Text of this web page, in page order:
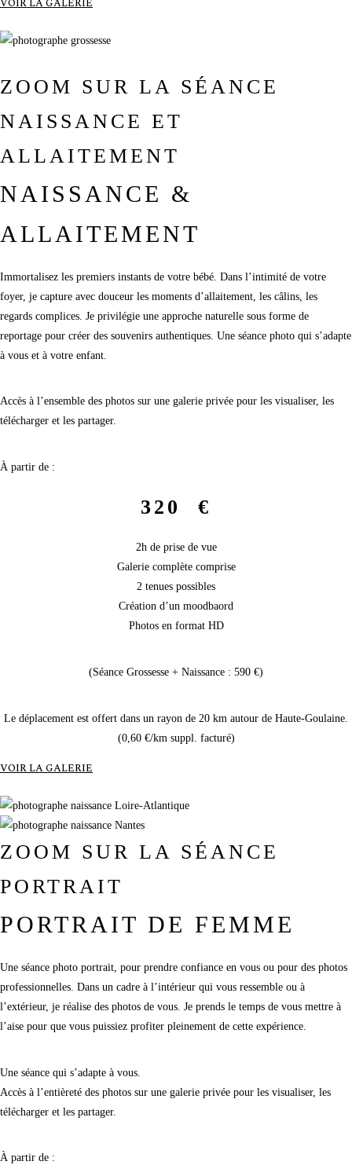
ZOOM SUR LA SÉANCE
NAISSANCE ET
ALLAITEMENT
NAISSANCE &
ALLAITEMENT
Immortalisez les premiers instants de votre bébé. Dans l’intimité de votre
foyer, je capture avec douceur les moments d’allaitement, les câlins, les
regards complices. Je privilégie une approche naturelle sous forme de
reportage pour créer des souvenirs authentiques. Une séance photo qui s’adapte
à vous et à votre enfant.
Accès à l’ensemble des photos sur une galerie privée pour les visualiser, les
télécharger et les partager.
À partir de :
320 €
2h de prise de vue
Galerie complète comprise
2 tenues possibles
Création d’un moodbaord
Photos en format HD
(Séance Grossesse + Naissance : 590 €)
Le déplacement est offert dans un rayon de 20 km autour de Haute-Goulaine.
(0,60 €/km suppl. facturé)
VOIR LA GALERIE
ZOOM SUR LA SÉANCE
PORTRAIT
PORTRAIT DE FEMME
Une séance photo portrait, pour prendre confiance en vous ou pour des photos
professionnelles. Dans un cadre à l’intérieur qui vous ressemble ou à
l’extérieur, je réalise des photos de vous. Je prends le temps de vous mettre à
l’aise pour que vous puissiez profiter pleinement de cette expérience.
Une séance qui s’adapte à vous.
Accès à l’entièreté des photos sur une galerie privée pour les visualiser, les
télécharger et les partager.
À partir de :